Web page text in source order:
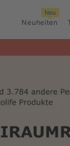
Neuheiten
Neu